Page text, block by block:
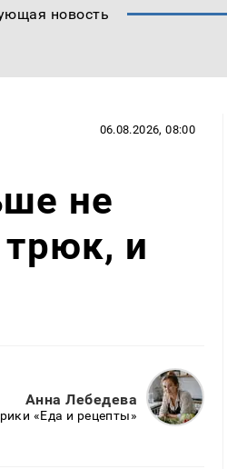
новость
06.08.2026, 08:00
не
и
Анна Лебедева
«Еда и рецепты»